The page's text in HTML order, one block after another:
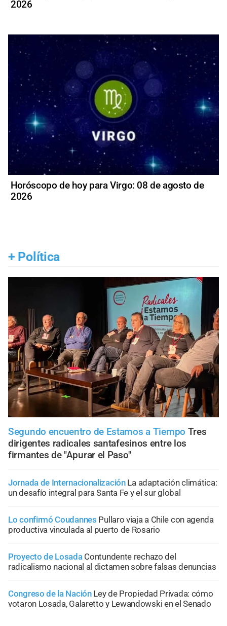
2026
Horóscopo de hoy para Virgo: 08 de agosto de
2026
+ Política
Segundo encuentro de Estamos a Tiempo Tres
dirigentes radicales santafesinos entre los
firmantes de "Apurar el Paso"
Jornada de Internacionalización La adaptación climática:
un desafío integral para Santa Fe y el sur global
Lo confirmó Coudannes Pullaro viaja a Chile con agenda
productiva vinculada al puerto de Rosario
Proyecto de Losada Contundente rechazo del
radicalismo nacional al dictamen sobre falsas denuncias
Congreso de la Nación Ley de Propiedad Privada: cómo
votaron Losada, Galaretto y Lewandowski en el Senado